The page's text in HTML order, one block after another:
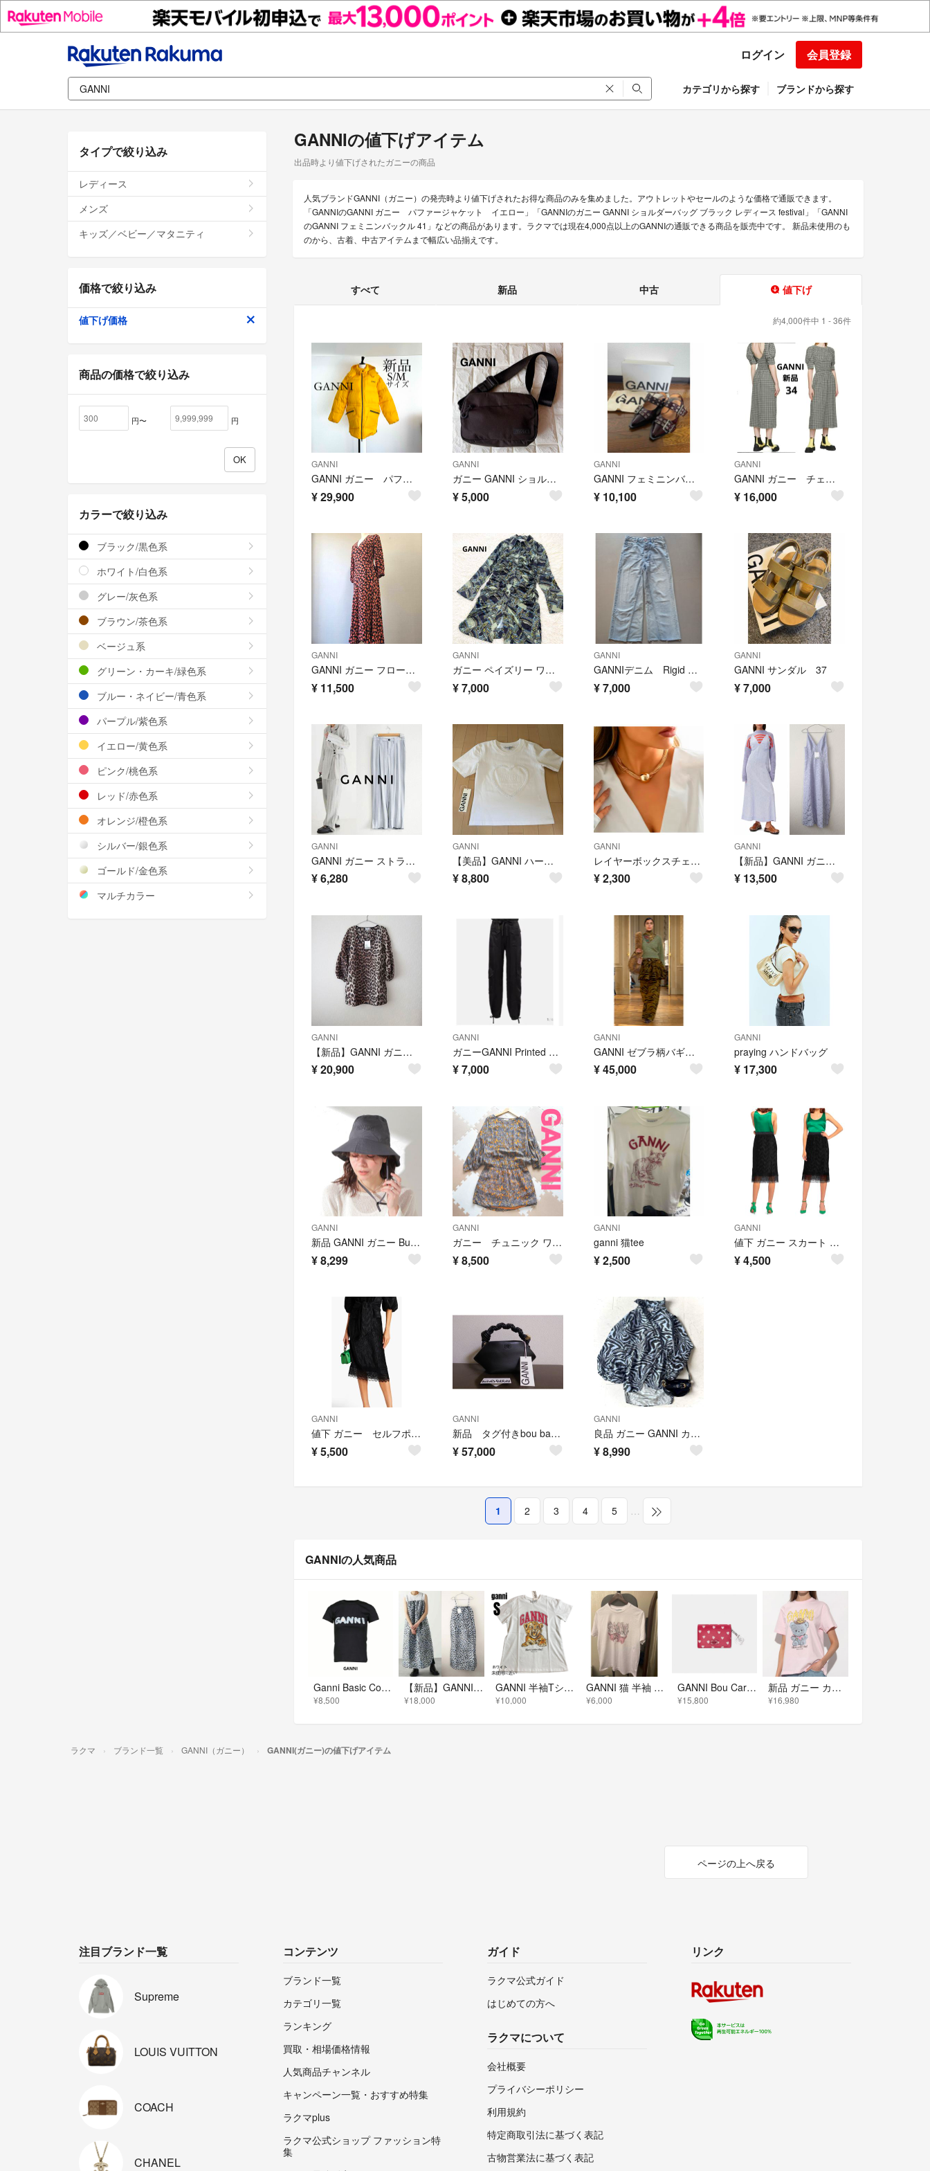
ログイン 会員登録
カテゴリから探す ブランドから探す
GANNIの値下げアイテム
出品時より値下げされたガニーの商品
人気ブランドGANNI（ガニー）の発売時より値下げされたお得な商品のみを集めました。アウトレットやセールのような価格で通販できます。
「GANNIのGANNI ガニー パファージャケット イエロー」「GANNIのガニー GANNI ショルダーバッグ ブラック レディース festival」「GANNI
のGANNI フェミニンバックル 41」などの商品があります。ラクマでは現在4,000点以上のGANNIの通販できる商品を販売中です。 新品未使用のも
のから、古着、中古アイテムまで幅広い品揃えです。
すべて 新品 中古 値下げ
約4,000件中 1 - 36件
GANNI
GANNI ガニー パファージャケット イエロー
¥29,900
GANNI
ガニー GANNI ショルダーバッグ ブラック レディース festival
¥5,000
GANNI
GANNI フェミニンバックル 41
¥ 10,100
GANNI
GANNI ガニー チェック柄 シアサッカーワンピース☆新品未使用
¥ 16,000
GANNI
GANNI ガニー フローラル ラップワンピース カシュクール 花柄 タグ付き
¥ 11,500
GANNI
ガニー ペイズリー ワンピース シャツデザイン シルク風とろみ 総柄 洗える
¥7,000
GANNI
GANNIデニム Rigid Denim Jozey
¥7,000
GANNI
GANNI サンダル 37
¥7,000
GANNI
GANNI ガニー ストライプ ワイドパンツ ライトグレー FREE
¥6,280
GANNI
【美品】GANNI ハートTシャツ
¥8,800
GANNI
レイヤーボックスチェーンボールネックレス(ゴールド)
¥2,300
GANNI
【新品】GANNI ガニー ロゴ入り サテン キャミワンピース 32
¥ 13,500
GANNI
【新品】GANNI ガニー ジャガード レオパード ワンピース カットソー
¥20,900
GANNI
ガニーGANNI Printed Satin Pants ブラック 美品
¥7,000
GANNI
GANNI ゼブラ柄バギージーンズ 24サイズ Khakiカーキ
¥45,000
GANNI
praying ハンドバッグ
¥ 17,300
GANNI
新品 GANNI ガニー Bucket Hat バケットハット ブラック
¥8,299
GANNI
ガニー チュニック ワンピース オレンジ 花柄 フラワー 長袖 トップス
¥8,500
GANNI
ganni 猫tee
¥2,500
GANNI
値下 ガニー スカート トゥモローランド イエナ
¥4,500
GANNI
値下 ガニー セルフポートレイト トゥモローランド イエナ ユナイテッドアローズ
¥5,500
GANNI
新品 タグ付きbou bag mini black
¥57,000
GANNI
良品 ガニー GANNI カシュクール バルーンスリーブ 総柄 シャツ 青黒
¥8,990
1 2 3 4 5 …
GANNIの人気商品
Ganni Basic Cotton Jersey Logo Baby Tシャツ
¥8,500
【新品】GANNI ガニー レオパード ロングワンピース 36
¥18,000
GANNI 半袖Tシャツ S
¥10,000
GANNI 猫 半袖 ホワイト S
¥6,000
GANNI Bou Card Holder With Flap Dots 財布
¥15,800
新品 ガニー カウボーイベア Tシャツ A1050074 S M L
¥16,980
タイプで絞り込み
レディース
メンズ
キッズ／ベビー／マタニティ
価格で絞り込み
値下げ価格
商品の価格で絞り込み
円〜 円
カラーで絞り込み
ブラック/黒色系
ホワイト/白色系
グレー/灰色系
ブラウン/茶色系
ベージュ系
グリーン・カーキ/緑色系
ブルー・ネイビー/青色系
パープル/紫色系
イエロー/黄色系
ピンク/桃色系
レッド/赤色系
オレンジ/橙色系
シルバー/銀色系
ゴールド/金色系
マルチカラー
ラクマ ブランド一覧 GANNI（ガニー） GANNI(ガニー)の値下げアイテム
ページの上へ戻る
注目ブランド一覧
Supreme
LOUIS VUITTON
COACH
CHANEL
コンテンツ
ブランド一覧
カテゴリ一覧
ランキング
買取・相場価格情報
人気商品チャンネル
キャンペーン一覧・おすすめ特集
ラクマplus
ラクマ公式ショップ ファッション特
集
ガイド
ラクマ公式ガイド
はじめての方へ
ラクマについて
会社概要
プライバシーポリシー
利用規約
特定商取引法に基づく表記
古物営業法に基づく表記
リンク